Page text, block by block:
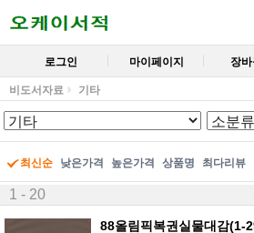
로그인 마이페이지 장
비도서자료 기타
최신순 낮은가격 높은가격 상품명 최다리뷰
1 - 20
88올림픽복권실물대감(1-